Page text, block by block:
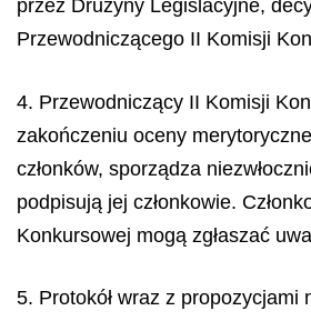
przez Drużyny Legislacyjne,
Przewodniczącego II Komisji
4. Przewodniczący II Komisji
zakończeniu oceny
członków, sporządza
podpisują jej członkowie.
Konkursowej mogą zgłaszać
5. Protokół wraz z propozycjami